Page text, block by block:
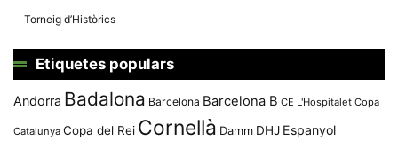
Torneig d’Històrics
Etiquetes populars
Andorra Badalona Barcelona Barcelona B CE L'Hospitalet Copa
Catalunya Copa del Rei Cornellà Damm DHJ Espanyol